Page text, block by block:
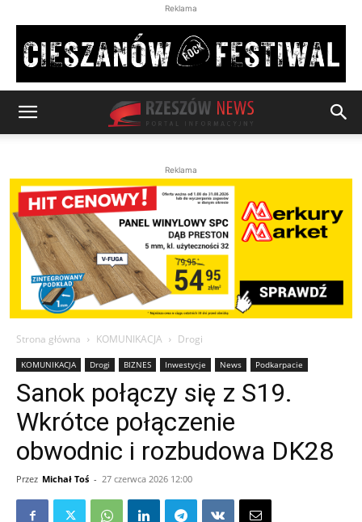
Reklama
Reklama
Strona główna KOMUNIKACJA Drogi
KOMUNIKACJA Drogi BIZNES Inwestycje News Podkarpacie
Sanok połączy się z S19.
Wkrótce połączenie
obwodnic i rozbudowa DK28
Przez Michał Toś - 27 czerwca 2026 12:00